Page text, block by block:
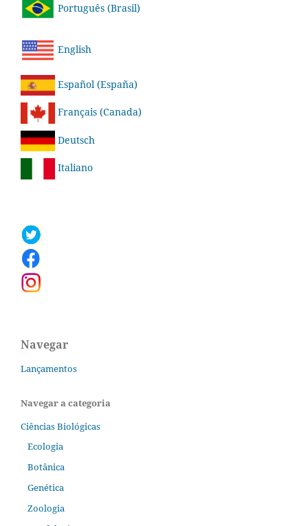
Português (Brasil)
English
Español (España)
Français (Canada)
Deutsch
Italiano
Navegar
Lançamentos
Navegar a categoria
Ciências Biológicas
Ecologia
Botânica
Genética
Zoologia